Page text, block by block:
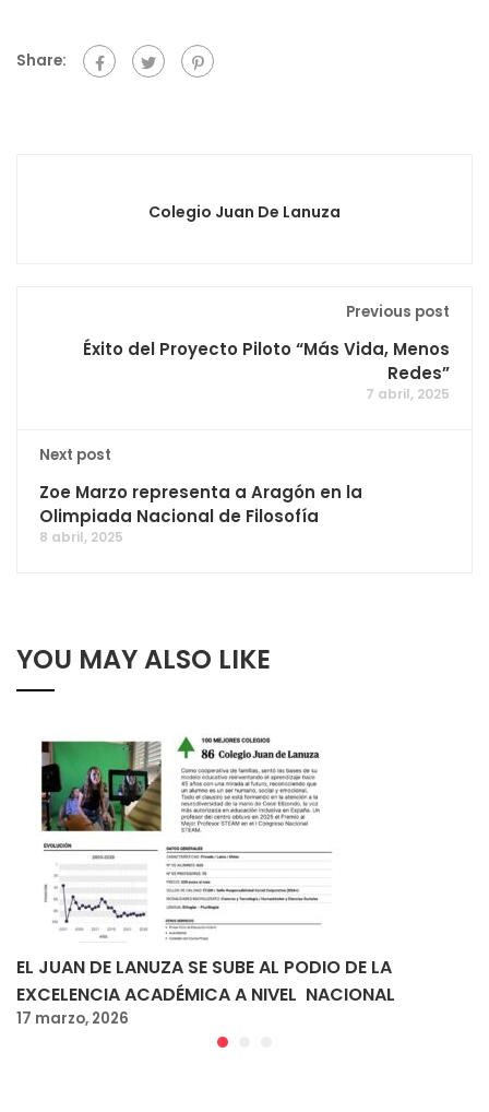
Share:
Colegio Juan De Lanuza
Previous post
Éxito del Proyecto Piloto “Más Vida, Menos
Redes”
7 abril, 2025
Next post
Zoe Marzo representa a Aragón en la
Olimpiada Nacional de Filosofía
8 abril, 2025
YOU MAY ALSO LIKE
EL JUAN DE LANUZA SE SUBE AL PODIO DE LA
EXCELENCIA ACADÉMICA A NIVEL NACIONAL
17 marzo, 2026